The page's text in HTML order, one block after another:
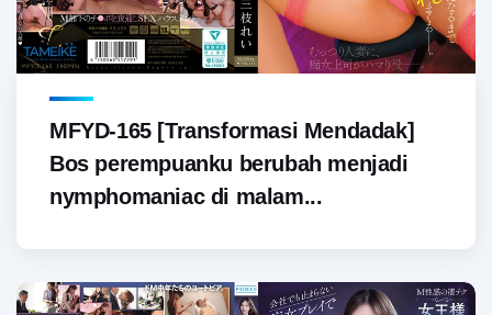
MFYD-165 [Transformasi Mendadak]
Bos perempuanku berubah menjadi
nymphomaniac di malam...